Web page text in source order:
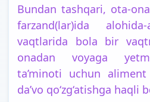
Bundan tashqari, ota-
farzand(lar)ida
vaqtlarida bola bir
onadan voyaga
ta’minoti uchun aliment
da’vo qo‘zg‘atishga haqli